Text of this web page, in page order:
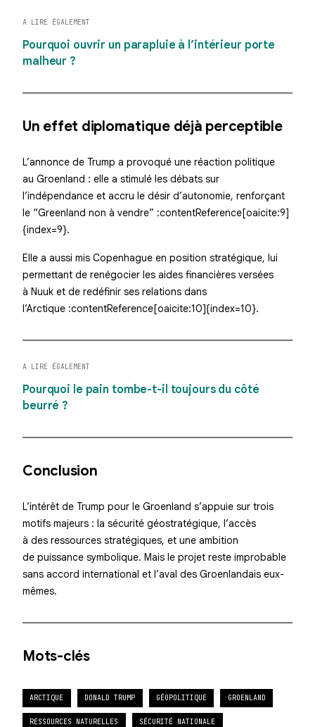
A LIRE ÉGALEMENT
Pourquoi ouvrir un parapluie à l’intérieur porte
malheur ?
Un effet diplomatique déjà perceptible
L’annonce de Trump a provoqué une réaction politique
au Groenland : elle a stimulé les débats sur
l’indépendance et accru le désir d’autonomie, renforçant
le “Greenland non à vendre” :contentReference[oaicite:9]
{index=9}.
Elle a aussi mis Copenhague en position stratégique, lui
permettant de renégocier les aides financières versées
à Nuuk et de redéfinir ses relations dans
l’Arctique :contentReference[oaicite:10]{index=10}.
A LIRE ÉGALEMENT
Pourquoi le pain tombe-t-il toujours du côté
beurré ?
Conclusion
L’intérêt de Trump pour le Groenland s’appuie sur trois
motifs majeurs : la sécurité géostratégique, l’accès
à des ressources stratégiques, et une ambition
de puissance symbolique. Mais le projet reste improbable
sans accord international et l’aval des Groenlandais eux-
mêmes.
Mots-clés
ARCTIQUE DONALD TRUMP GÉOPOLITIQUE GROENLAND
RESSOURCES NATURELLES SÉCURITÉ NATIONALE